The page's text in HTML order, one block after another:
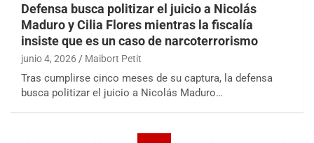
Defensa busca politizar el juicio a Nicolás
Maduro y Cilia Flores mientras la fiscalía
insiste que es un caso de narcoterrorismo
junio 4, 2026 Maibort Petit
Tras cumplirse cinco meses de su captura, la defensa
busca politizar el juicio a Nicolás Maduro…